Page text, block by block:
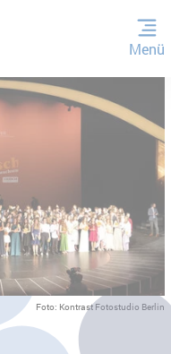
Menü
Foto: Kontrast Fotostudio Berlin